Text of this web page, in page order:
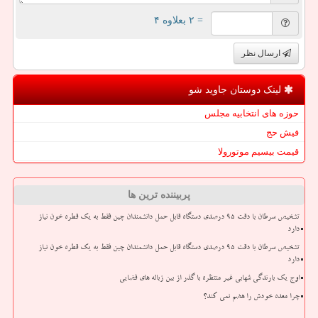
= ۲ بعلاوه ۴
ارسال نظر
لینک دوستان جاوید شو
حوزه های انتخابیه مجلس
فیش حج
قیمت بیسیم موتورولا
پربیننده ترین ها
تشخیص سرطان با دقت ۹۵ درصدی دستگاه قابل حمل دانشمندان چین فقط به یک قطره خون نیاز
دارد
تشخیص سرطان با دقت ۹۵ درصدی دستگاه قابل حمل دانشمندان چین فقط به یک قطره خون نیاز
دارد
اوج یک بارندگی شهابی غیر منتظره با گذر از بین زباله های فضایی
چرا معده خودش را هضم نمی کند؟